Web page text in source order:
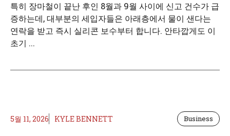
특히 장마철이 끝난 후인 8월과 9월 사이에 신고 건수가 급
증하는데, 대부분의 세입자들은 아래층에서 물이 샌다는
연락을 받고 즉시 실리콘 보수부터 합니다. 안타깝게도 이
초기 ...
5월 11, 2026 KYLE BENNETT Business